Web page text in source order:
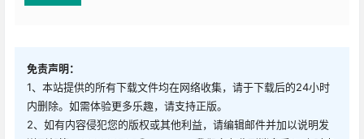
免责声明：
1、本站提供的所有下载文件均在网络收集，请于下载后的24小时
内删除。如需体验更多乐趣，请支持正版。
2、如有内容侵犯您的版权或其他利益，请编辑邮件并加以说明发